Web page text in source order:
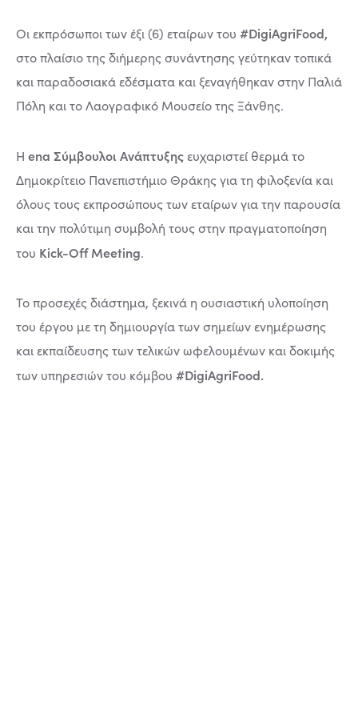
Οι εκπρόσωποι των έξι (6) εταίρων του #DigiAgriFood,
στο πλαίσιο της διήμερης συνάντησης γεύτηκαν τοπικά
και παραδοσιακά εδέσματα και ξεναγήθηκαν στην Παλιά
Πόλη και το Λαογραφικό Μουσείο της Ξάνθης.
H ena Σύμβουλοι Ανάπτυξηςευχαριστεί θερμά το
Δημοκρίτειο Πανεπιστήμιο Θράκης για τη φιλοξενία και
όλους τους εκπροσώπους των εταίρων για την παρουσία
και την πολύτιμη συμβολή τους στην πραγματοποίηση
του Kick-Off Meeting.
Το προσεχές διάστημα, ξεκινά η ουσιαστική υλοποίηση
του έργου με τη δημιουργία των σημείων ενημέρωσης
και εκπαίδευσης των τελικών ωφελουμένων και δοκιμής
των υπηρεσιών του κόμβου #DigiAgriFood.